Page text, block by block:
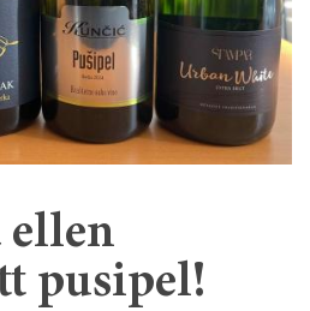
ellen
pusipel!